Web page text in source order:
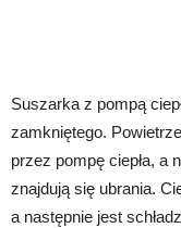
Suszarka z pompą
zamkniętego.
przez pompę ciepła, a
znajdują się ubrania.
a następnie jest